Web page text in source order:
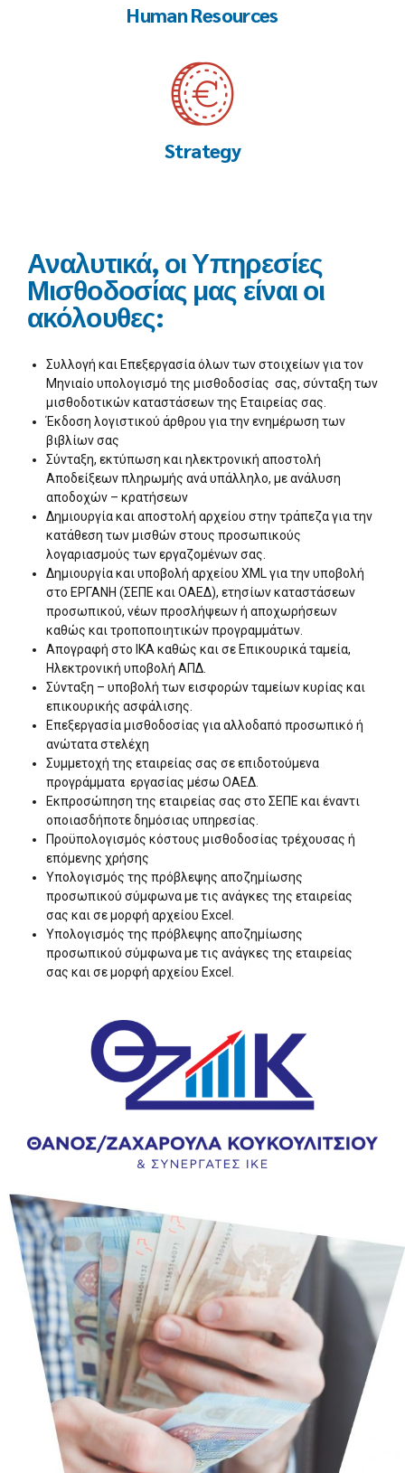
Human Resources
Strategy
Αναλυτικά, οι Υπηρεσίες
Μισθοδοσίας μας είναι οι
ακόλουθες:
Συλλογή και Επεξεργασία όλων των στοιχείων για τον
Μηνιαίο υπολογισμό της μισθοδοσίας σας, σύνταξη των
μισθοδοτικών καταστάσεων της Εταιρείας σας.
Έκδοση λογιστικού άρθρου για την ενημέρωση των
βιβλίων σας
Σύνταξη, εκτύπωση και ηλεκτρονική αποστολή
Αποδείξεων πληρωμής ανά υπάλληλο, με ανάλυση
αποδοχών – κρατήσεων
Δημιουργία και αποστολή αρχείου στην τράπεζα για την
κατάθεση των μισθών στους προσωπικούς
λογαριασμούς των εργαζομένων σας.
Δημιουργία και υποβολή αρχείου XML για την υποβολή
στο ΕΡΓΑΝΗ (ΣΕΠΕ και ΟΑΕΔ), ετησίων καταστάσεων
προσωπικού, νέων προσλήψεων ή αποχωρήσεων
καθώς και τροποποιητικών προγραμμάτων.
Απογραφή στο ΙΚΑ καθώς και σε Επικουρικά ταμεία,
Ηλεκτρονική υποβολή ΑΠΔ.
Σύνταξη – υποβολή των εισφορών ταμείων κυρίας και
επικουρικής ασφάλισης.
Επεξεργασία μισθοδοσίας για αλλοδαπό προσωπικό ή
ανώτατα στελέχη
Συμμετοχή της εταιρείας σας σε επιδοτούμενα
προγράμματα εργασίας μέσω ΟΑΕΔ.
Εκπροσώπηση της εταιρείας σας στο ΣΕΠΕ και έναντι
οποιασδήποτε δημόσιας υπηρεσίας.
Προϋπολογισμός κόστους μισθοδοσίας τρέχουσας ή
επόμενης χρήσης
Υπολογισμός της πρόβλεψης αποζημίωσης
προσωπικού σύμφωνα με τις ανάγκες της εταιρείας
σας και σε μορφή αρχείου Excel.
Υπολογισμός της πρόβλεψης αποζημίωσης
προσωπικού σύμφωνα με τις ανάγκες της εταιρείας
σας και σε μορφή αρχείου Excel.